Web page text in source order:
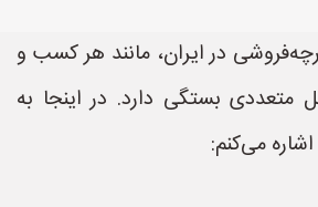
در ایران، مانند هر کسب و
متعددی بستگی دارد. در اینجا به
می‌کنم: